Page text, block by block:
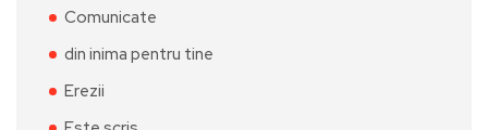
Comunicate
din inima pentru tine
Erezii